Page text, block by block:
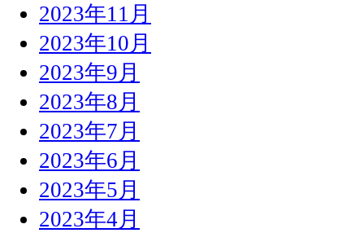
2023年11月
2023年10月
2023年9月
2023年8月
2023年7月
2023年6月
2023年5月
2023年4月